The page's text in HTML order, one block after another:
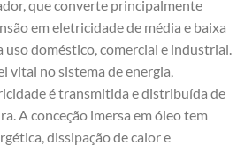
que converte principalmente
em eletricidade de média e baixa
uso doméstico, comercial e industrial.
vital no sistema de energia,
é transmitida e distribuída de
A conceção imersa em óleo tem
dissipação de calor e